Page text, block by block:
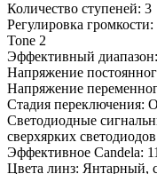
Количество ступеней: 3
Регулировка
Tone 2
Эффективный
Напряжение
Напряжение
Стадия переключения:
Светодиодные
сверхярких светодиодов
Эффективное Candela:
Цвета линз: Янтарный,